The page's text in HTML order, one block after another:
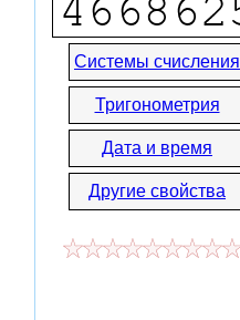
Системы счисления
Тригонометрия
Дата и время
Другие свойства